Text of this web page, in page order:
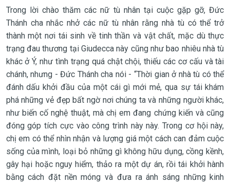
Trong lời chào thăm các nữ tù nhân tại cuộc gặp gỡ, Đức
Thánh cha nhắc nhở các nữ tù nhân rằng nhà tù có thể trở
thành một nơi tái sinh về tinh thần và vật chất, mặc dù thực
trạng đau thương tại Giudecca này cũng như bao nhiêu nhà tù
khác ở Ý, như tình trạng quá chật chội, thiếu các cơ cấu và tài
chánh, nhưng - Đức Thánh cha nói - “Thời gian ở nhà tù có thể
đánh dấu khởi đầu của một cái gì mới mẻ, qua sự tái khám
phá những vẻ đẹp bất ngờ nơi chúng ta và những người khác,
như biến cố nghệ thuật, mà chị em đang chứng kiến và cũng
đóng góp tích cực vào công trình này này. Trong cơ hội này,
chị em có thể nhìn nhận và lượng giá một cách can đảm cuộc
sống của mình, loại bỏ những gì không hữu dụng, cồng kềnh,
gây hại hoặc nguy hiểm, thảo ra một dự án, rồi tái khởi hành
bằng cách đặt nền móng và đưa ra ánh sáng những kinh